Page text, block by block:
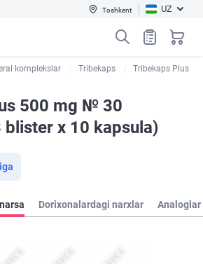
Toshkent UZ
komplekslar Tribekaps Tribekaps Plus
500 mg № 30
blister х 10 kapsula)
Dorixonalardagi narxlar Analoglar